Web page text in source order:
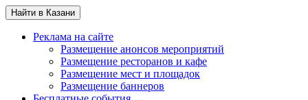
Найти в Казани
Реклама на сайте
Размещение анонсов мероприятий
Размещение ресторанов и кафе
Размещение мест и площадок
Размещение баннеров